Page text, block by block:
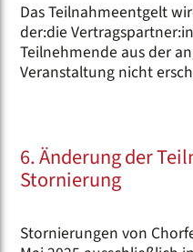
Das Teilnahmeentgelt
der:die
Teilnehmende aus der
Veranstaltung nicht
6. Änderung der
Stornierung
Stornierungen von